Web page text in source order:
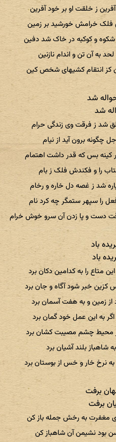
ز خلقت او بر خود آفرین
فلک خرامش خورشید بر زمین
شکوه و کوکبه در خاک شد دفین
به آن تن و اندام نازنین
کز انتقام کشیهای شخص کین
شد
شد
شد ز فرقت وی زندگی حرام
چگونه برون آید از نیام
کینه بس که قدر داشت اهتمام
را و فکندش فلک ز بام
شد ز غصه دل خاره و رخام
را سپهر ستمگر چه کرد نام
دست و پا زدن آن سرو خوش خرام
باد
باد
متاع را به کدامین دکان برد
کزین خبر شود آگاه و جان برد
از زمین و به هفت آسمان برد
به این عمل خود گمان برد
محیط چشم مصیبت کشان برد
شاهباز بلند آشیان برد
نرخ خار و خس از بوستان برد
برفت
برفت
مغفرت به رخش جمله باز کن
بود نشیمن آن شاهباز کن